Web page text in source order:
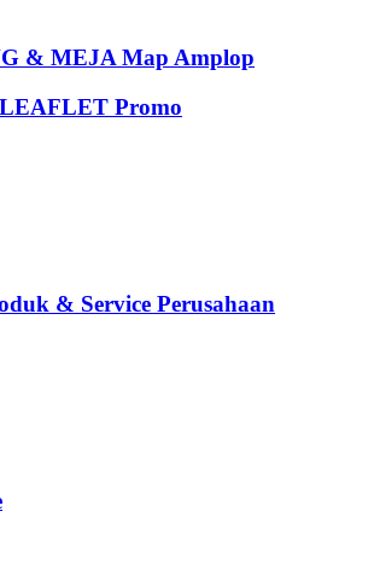
& MEJA Map Amplop
Promo
& Service Perusahaan